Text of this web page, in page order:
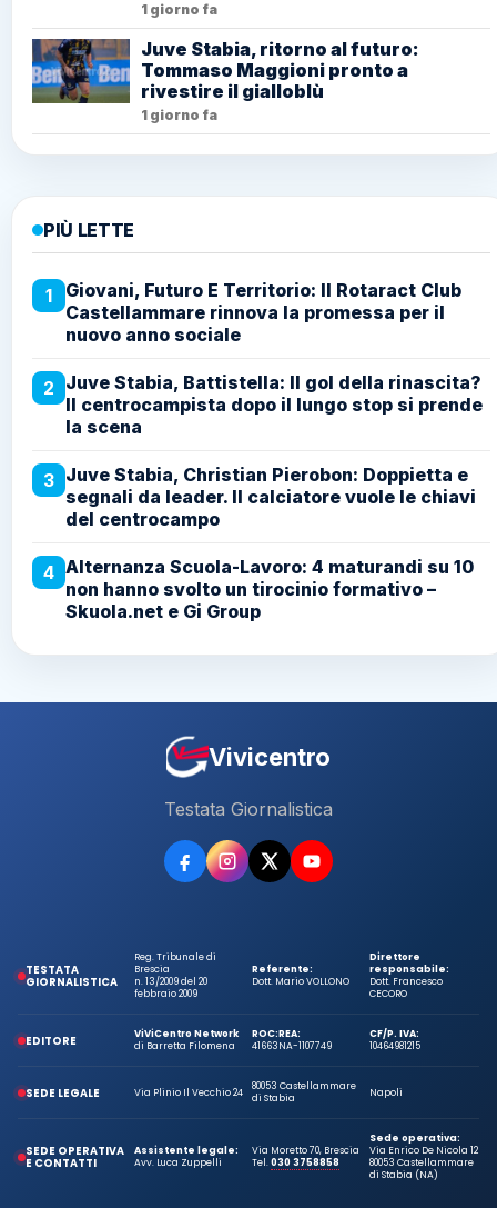
1 giorno fa
Juve Stabia, ritorno al futuro:
Tommaso Maggioni pronto a
rivestire il gialloblù
1 giorno fa
PIÙ LETTE
1
Giovani, Futuro E Territorio: Il Rotaract Club
Castellammare rinnova la promessa per il
nuovo anno sociale
2 Juve Stabia, Battistella: Il gol della rinascita?
Il centrocampista dopo il lungo stop si prende
la scena
3 Juve Stabia, Christian Pierobon: Doppietta e
segnali da leader. Il calciatore vuole le chiavi
del centrocampo
4 Alternanza Scuola-Lavoro: 4 maturandi su 10
non hanno svolto un tirocinio formativo –
Skuola.net e Gi Group
Vivicentro
Testata Giornalistica
TESTATA
GIORNALISTICA
Reg. Tribunale di
Brescia
n. 13/2009 del 20
febbraio 2009
Referente:
Dott. Mario VOLLONO
Direttore
responsabile:
Dott. Francesco
CECORO
EDITORE
ViViCentro Network
di Barretta Filomena
ROC:
41663
REA:
NA-1107749
CF/P. IVA:
10464981215
SEDE LEGALE Via Plinio Il Vecchio 24
80053 Castellammare
di Stabia
Napoli
SEDE OPERATIVA
E CONTATTI
Assistente legale:
Avv. Luca Zuppelli
Via Moretto 70, Brescia
Tel.030 3758858
Sede operativa:
Via Enrico De Nicola 12
80053 Castellammare
di Stabia (NA)